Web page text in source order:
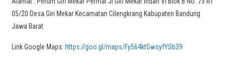
05/20 Desa Giri Mekar Kecamatan Cilengkrang Kabupaten Bandung
Jawa Barat
Link Google Maps: https://goo.gl/maps/Fy564ktGwsyfYSb39